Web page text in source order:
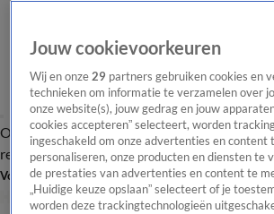
Overzicht Laatste nieuws Regionieuws Het beste
redactie
Volg Hart van Nederland
Jouw cookievoorkeuren
Wij en onze29 partners gebruiken cookies en
technieken om informatie te verzamelen over
onze website(s), jouw gedrag en jouw
cookies accepteren” selecteert, worden
ingeschakeld om onze advertenties en content
personaliseren, onze producten en diensten te
de prestaties van advertenties en content te
„Huidige keuze opslaan” selecteert of je
worden deze trackingtechnologieën